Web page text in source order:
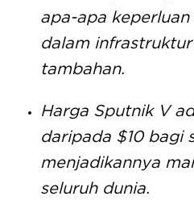
apa-apa
dalam
tambahan.
Harga Sputnik V
daripada $10 bagi
menjadikannya
seluruh dunia.